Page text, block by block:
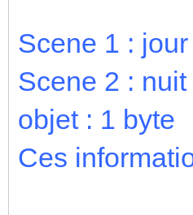
Scene 1 : jour
Scene 2 : nuit
objet : 1 byte
Ces